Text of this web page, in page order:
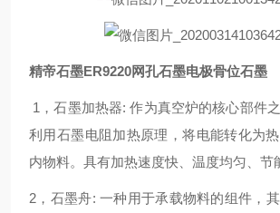
精帝石墨ER9220网孔石墨电极骨位石墨
1，石墨加热器: 作为真空炉的核心部件
利用石墨电阻加热原理，将电能转化为
内物料。具有加热速度快、温度均匀、节
2，石墨舟: 一种用于承载物料的组件，